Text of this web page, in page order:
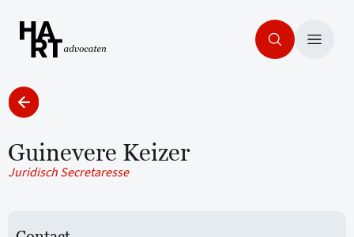
Guinevere Keizer
Juridisch Secretaresse